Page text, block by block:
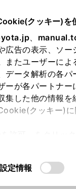
クッキー)を
、
広告の表示、ソ
またユーザーに
データ解析の各
ーが各パートナ
集した他の情報
クッキー)に
。
設定情報
地を取得できま
する地域・都道
旭川
青森県
の買い方 オンラ